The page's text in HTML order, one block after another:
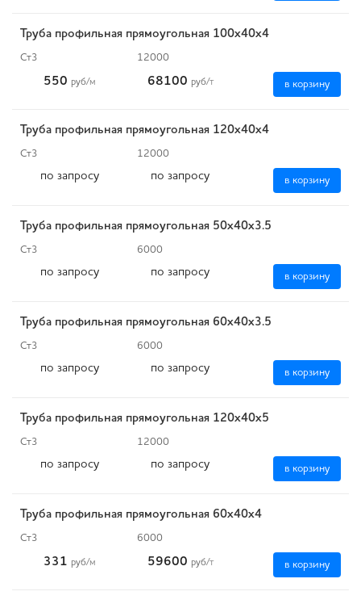
Труба профильная прямоугольная 100х40х4
Ст3 12000
550 руб/м 68100 руб/т в корзину
Труба профильная прямоугольная 120х40х4
Ст3 12000
по запросу по запросу в корзину
Труба профильная прямоугольная 50х40х3.5
Ст3 6000
по запросу по запросу в корзину
Труба профильная прямоугольная 60х40х3.5
Ст3 6000
по запросу по запросу в корзину
Труба профильная прямоугольная 120х40х5
Ст3 12000
по запросу по запросу в корзину
Труба профильная прямоугольная 60х40х4
Ст3 6000
331 руб/м 59600 руб/т в корзину